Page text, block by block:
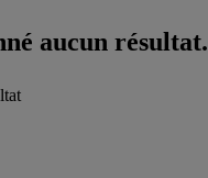
aucun résultat.